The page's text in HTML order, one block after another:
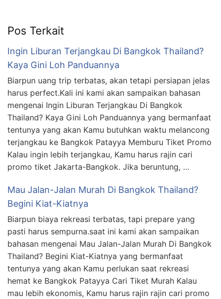
Pos Terkait
Ingin Liburan Terjangkau Di Bangkok Thailand?
Kaya Gini Loh Panduannya
Biarpun uang trip terbatas, akan tetapi persiapan jelas
harus perfect.Kali ini kami akan sampaikan bahasan
mengenai Ingin Liburan Terjangkau Di Bangkok
Thailand? Kaya Gini Loh Panduannya yang bermanfaat
tentunya yang akan Kamu butuhkan waktu melancong
terjangkau ke Bangkok Patayya Memburu Tiket Promo
Kalau ingin lebih terjangkau, Kamu harus rajin cari
promo tiket Jakarta-Bangkok. Jika beruntung, …
Mau Jalan-Jalan Murah Di Bangkok Thailand?
Begini Kiat-Kiatnya
Biarpun biaya rekreasi terbatas, tapi prepare yang
pasti harus sempurna.saat ini kami akan sampaikan
bahasan mengenai Mau Jalan-Jalan Murah Di Bangkok
Thailand? Begini Kiat-Kiatnya yang bermanfaat
tentunya yang akan Kamu perlukan saat rekreasi
hemat ke Bangkok Patayya Cari Tiket Murah Kalau
mau lebih ekonomis, Kamu harus rajin rajin cari promo